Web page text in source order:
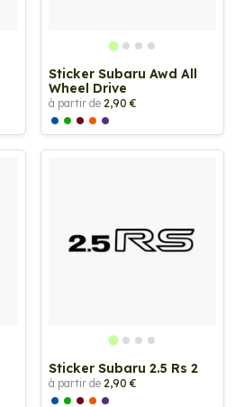
Sticker Subaru Awd All
Wheel Drive
à partir de 2,90 €
Sticker Subaru 2.5 Rs 2
à partir de 2,90 €